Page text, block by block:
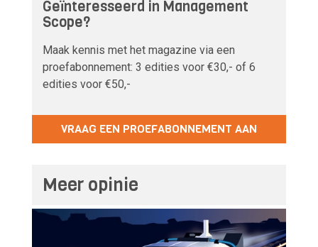
Geïnteresseerd in Management
Scope?
Maak kennis met het magazine via een
proefabonnement: 3 edities voor €30,- of 6
edities voor €50,-
VRAAG EEN PROEFABONNEMENT AAN
Meer opinie